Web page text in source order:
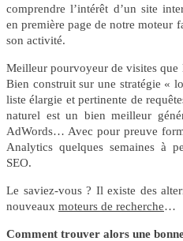
comprendre l’intérêt d’un site
en première page de notre moteur
son activité.
Meilleur pourvoyeur de visites que
Bien construit sur une stratégie «
liste élargie et pertinente de
naturel est un bien meilleur
AdWords… Avec pour preuve
Analytics quelques semaines à
SEO.
Le saviez-vous ? Il existe des
nouveaux moteurs de recherche…
Comment trouver alors une